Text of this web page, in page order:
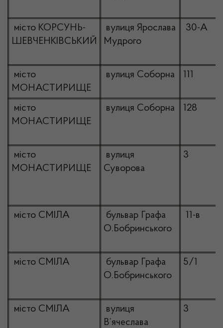
місто КОРСУНЬ-
ШЕВЧЕНКІВСЬКИЙ
вулиця Ярослава
Мудрого
30-А
місто
МОНАСТИРИЩЕ
вулиця Соборна 111
місто
МОНАСТИРИЩЕ
вулиця Соборна 128
місто
МОНАСТИРИЩЕ
вулиця
Суворова
3
місто СМІЛА
бульвар Графа
О.Бобринського
11-в
місто СМІЛА
бульвар Графа
О.Бобринського
5/1
місто СМІЛА
вулиця
В’ячеслава
3